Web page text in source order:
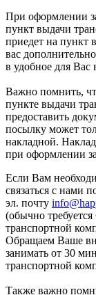
При оформлении
пункт выдачи
приедет на пункт
вас
в удобное для Вас
Важно помнить,
пункте выдачи
предоставить
посылку может
накладной.
при оформлении
Если Вам
связаться с нами
эл. почту
(обычно
транспортной
Обращаем Ваше
занимать от 30
транспортной
Также важно